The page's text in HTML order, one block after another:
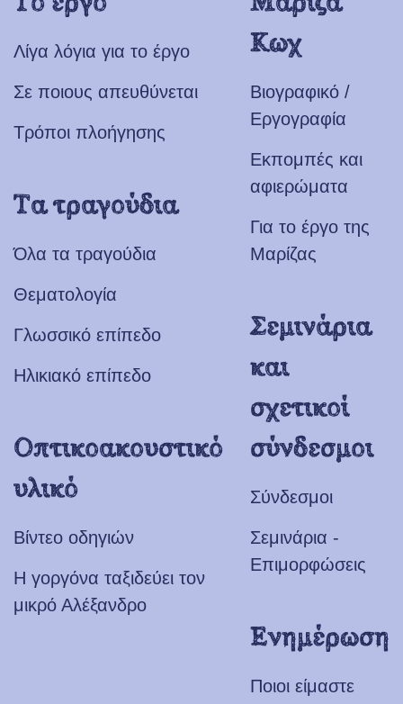
Λίγα λόγια για το έργο
Σε ποιους απευθύνεται
Τρόποι πλοήγησης
Τα τραγούδια
Όλα τα τραγούδια
Θεματολογία
Γλωσσικό επίπεδο
Ηλικιακό επίπεδο
Οπτικοακουστικό
υλικό
Βίντεο οδηγιών
Η γοργόνα ταξιδεύει τον
μικρό Αλέξανδρο
Κωχ
Βιογραφικό /
Εργογραφία
Εκπομπές και
αφιερώματα
Για το έργο της
Μαρίζας
Σεμινάρια
και
σχετικοί
σύνδεσμοι
Σύνδεσμοι
Σεμινάρια -
Επιμορφώσεις
Ενημέρωση
Ποιοι είμαστε